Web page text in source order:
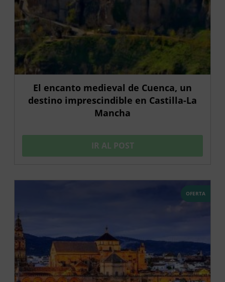
El encanto medieval de Cuenca, un
destino imprescindible en Castilla-La
Mancha
IR AL POST
OFERTA